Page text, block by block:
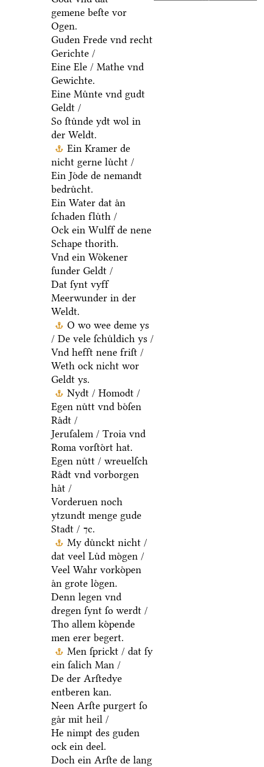
gemene beſte vor
Ogen.
Guden Frede vnd recht
Gerichte /
Eine Ele / Mathe vnd
Gewichte.
Eine Muͤnte vnd gudt
Geldt /
So ſtuͤnde ydt wol in
der Weldt.
Ein Kramer de
nicht gerne luͤcht /
Ein Joͤde de nemandt
bedruͤcht.
Ein Water dat aͤn
ſchaden fluͤth /
Ock ein Wulff de nene
Schape thorith.
Vnd ein Woͤkener
ſunder Geldt /
Dat ſynt vyff
Meerwunder in der
Weldt.
O wo wee deme ys
/ De vele ſchuͤldich ys /
Vnd hefft nene friſt /
Weth ock nicht wor
Geldt ys.
Nydt / Homodt /
Egen nuͤtt vnd boͤſen
Raͤdt /
Jeruſalem / Troia vnd
Roma vorſtoͤrt hat.
Egen nuͤtt / wreuelſch
Raͤdt vnd vorborgen
haͤt /
Vorderuen noch
ytzundt menge gude
Stadt / ⁊c.
My duͤnckt nicht /
dat veel Luͤd moͤgen /
Veel Wahr vorkoͤpen
aͤn grote loͤgen.
Denn legen vnd
dregen ſynt ſo werdt /
Tho allem koͤpende
men erer begert.
Men ſprickt / dat ſy
ein ſalich Man /
De der Arſtedye
entberen kan.
Neen Arſte purgert ſo
gaͤr mit heil /
He nimpt des guden
ock ein deel.
Doch ein Arſte de lang